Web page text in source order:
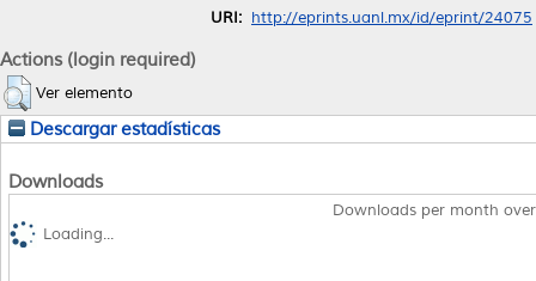
URI: http://eprints.uanl.mx/id/eprint/24075
Actions (login required)
Ver elemento
Descargar estadísticas
Downloads
Downloads per month
Loading...